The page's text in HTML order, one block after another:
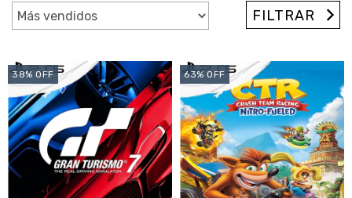
FILTRAR
38% OFF 63% OFF